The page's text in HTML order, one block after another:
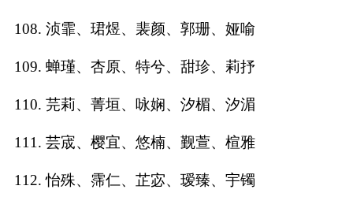
108. 浈霏、珺煜、裴颜、郭珊、娅喻
109. 蝉瑾、杏原、特兮、甜珍、莉抒
110. 芫莉、菁垣、咏娴、汐楣、汐湄
111. 芸宬、樱宜、悠楠、觐萱、楦雅
112. 怡殊、霈仁、芷宓、瑷臻、宇镯